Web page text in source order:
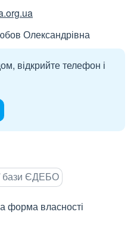
Олександрівна
відкрийте телефон і
бази ЄДЕБО
форма власності